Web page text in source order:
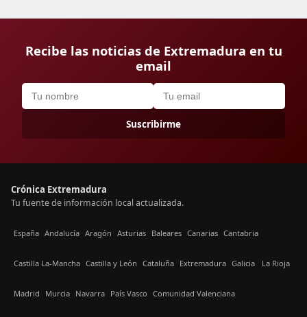
Recibe las noticias de Extremadura en tu
email
Suscribirme
Crónica Extremadura
Tu fuente de información local actualizada.
España Andalucía Aragón Asturias Baleares Canarias Cantabria
Castilla La-Mancha Castilla y León Cataluña Extremadura Galicia La Rioja
Madrid Murcia Navarra País Vasco Comunidad Valenciana